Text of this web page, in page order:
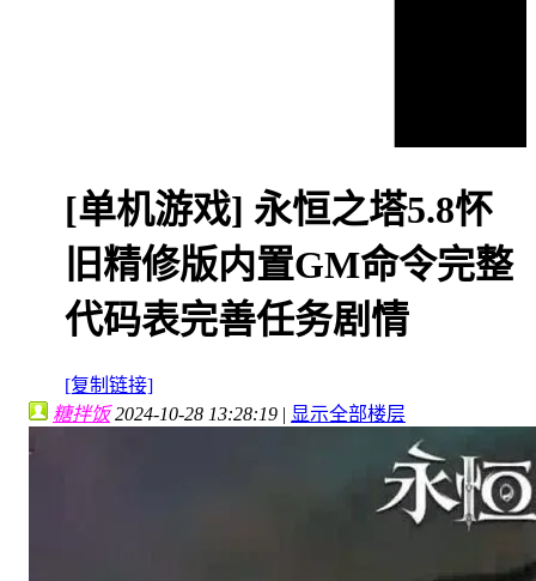
[单机游戏] 永恒之塔5.8怀
旧精修版内置GM命令完整
代码表完善任务剧情
[复制链接]
糖拌饭2024-10-28 13:28:19 | 显示全部楼层